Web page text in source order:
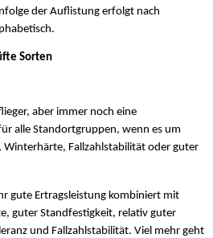
der Auflistung erfolgt nach
Sorten
aber immer noch eine
alle Standortgruppen, wenn es um
Winterhärte, Fallzahlstabilität oder guter
gute Ertragsleistung kombiniert mit
guter Standfestigkeit, relativ guter
und Fallzahlstabilität. Viel mehr geht